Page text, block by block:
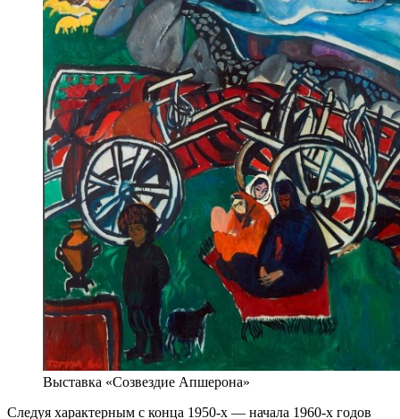
Выставка «Созвездие Апшерона»
Следуя характерным с конца 1950-х — начала 1960-х годов